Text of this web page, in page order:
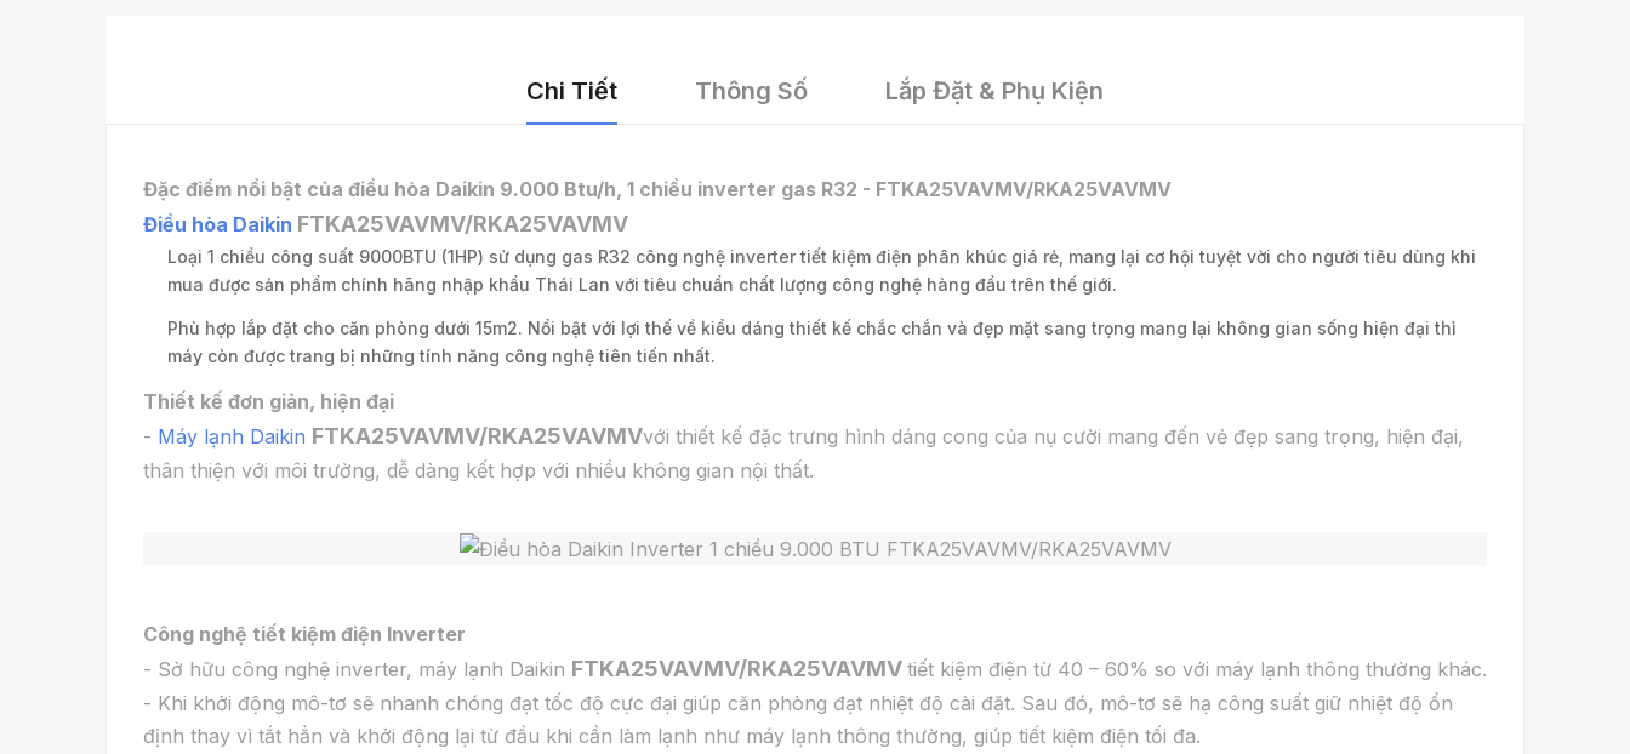
Chi Tiết Thông Số Lắp Đặt & Phụ Kiện
Đặc điểm nổi bật của điều hòa Daikin 9.000 Btu/h, 1 chiều inverter gas R32 - FTKA25VAVMV/RKA25VAVMV
Điều hòa Daikin FTKA25VAVMV/RKA25VAVMV
Loại 1 chiều công suất 9000BTU (1HP) sử dụng gas R32 công nghệ inverter tiết kiệm điện phân khúc giá rẻ, mang lại cơ hội tuyệt vời cho người tiêu dùng khi
mua được sản phẩm chính hãng nhập khẩu Thái Lan với tiêu chuẩn chất lượng công nghệ hàng đầu trên thế giới.
Phù hợp lắp đặt cho căn phòng dưới 15m2. Nổi bật với lợi thế về kiểu dáng thiết kế chắc chắn và đẹp mặt sang trọng mang lại không gian sống hiện đại thì
máy còn được trang bị những tính năng công nghệ tiên tiến nhất.
Thiết kế đơn giản, hiện đại
- Máy lạnh Daikin FTKA25VAVMV/RKA25VAVMVvới thiết kế đặc trưng hình dáng cong của nụ cười mang đến vẻ đẹp sang trọng, hiện đại,
thân thiện với môi trường, dễ dàng kết hợp với nhiều không gian nội thất.
Công nghệ tiết kiệm điện Inverter
- Sở hữu công nghệ inverter, máy lạnh Daikin FTKA25VAVMV/RKA25VAVMV tiết kiệm điện từ 40 – 60% so với máy lạnh thông thường khác.
- Khi khởi động mô-tơ sẽ nhanh chóng đạt tốc độ cực đại giúp căn phòng đạt nhiệt độ cài đặt. Sau đó, mô-tơ sẽ hạ công suất giữ nhiệt độ ổn
định thay vì tắt hẳn và khởi động lại từ đầu khi cần làm lạnh như máy lạnh thông thường, giúp tiết kiệm điện tối đa.